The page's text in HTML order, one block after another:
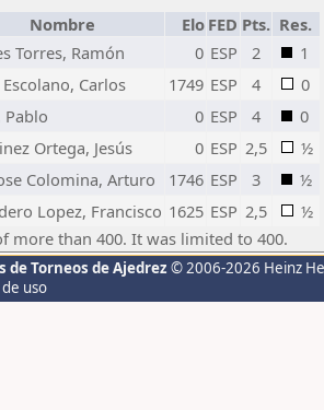
Nombre Elo FED Pts. Res.
Torres, Ramón 0 ESP 2
1
Escolano, Carlos 1749 ESP 4
0
Pablo 0 ESP 4
0
Ortega, Jesús 0 ESP 2,5
½
Colomina, Arturo 1746 ESP 3
½
Lopez, Francisco 1625 ESP 2,5
½
more than 400. It was limited to 400.
de Torneos de Ajedrez © 2006-2026 Heinz
uso